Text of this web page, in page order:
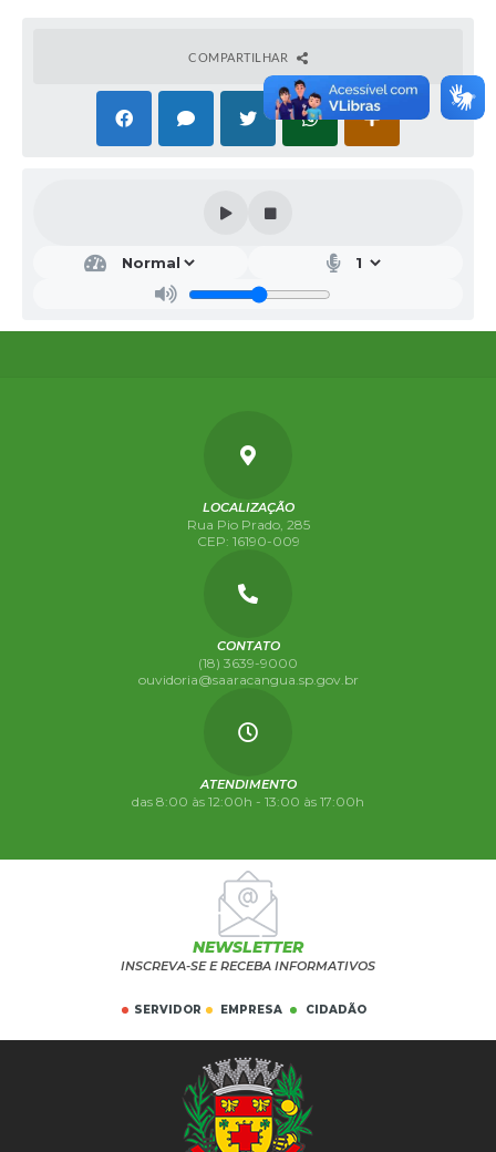
COMPARTILHAR
LOCALIZAÇÃO
Rua Pio Prado, 285
CEP: 16190-009
CONTATO
(18) 3639-9000
ouvidoria@saaracangua.sp.gov.br
ATENDIMENTO
das 8:00 às 12:00h - 13:00 às 17:00h
NEWSLETTER
INSCREVA-SE E RECEBA INFORMATIVOS
SERVIDOR EMPRESA CIDADÃO